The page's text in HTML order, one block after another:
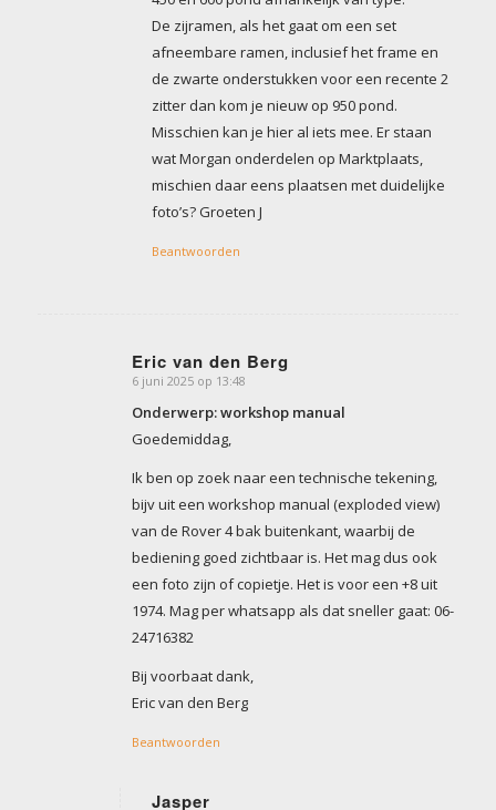
De zijramen, als het gaat om een set
afneembare ramen, inclusief het frame en
de zwarte onderstukken voor een recente 2
zitter dan kom je nieuw op 950 pond.
Misschien kan je hier al iets mee. Er staan
wat Morgan onderdelen op Marktplaats,
mischien daar eens plaatsen met duidelijke
foto’s? Groeten J
Beantwoorden
Eric van den Berg
zegt:
6 juni 2025 op 13:48
Onderwerp: workshop manual
Goedemiddag,
Ik ben op zoek naar een technische tekening,
bijv uit een workshop manual (exploded view)
van de Rover 4 bak buitenkant, waarbij de
bediening goed zichtbaar is. Het mag dus ook
een foto zijn of copietje. Het is voor een +8 uit
1974. Mag per whatsapp als dat sneller gaat: 06-
24716382
Bij voorbaat dank,
Eric van den Berg
Beantwoorden
Jasper